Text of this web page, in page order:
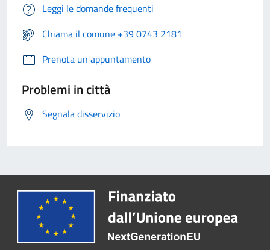
Leggi le domande frequenti
Chiama il comune +39 0743 2181
Prenota un appuntamento
Problemi in città
Segnala disservizio